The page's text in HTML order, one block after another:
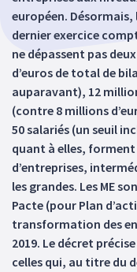
européen. Désormais,
dernier exercice
ne dépassent pas
d’euros de total de
auparavant), 12
(contre 8 millions
50 salariés (un seuil
quant à elles,
d’entreprises,
les grandes. Les ME
Pacte (pour Plan
transformation des
2019. Le décret
celles qui, au titre du